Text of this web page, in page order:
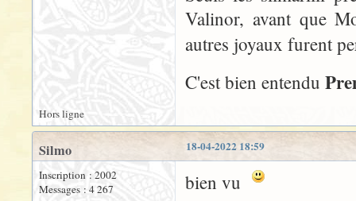
Valinor, avant que
autres joyaux furent
C'est bien entendu
Hors ligne
18-04-2022 18:59
Silmo
Inscription : 2002
Messages : 4 267
bien vu